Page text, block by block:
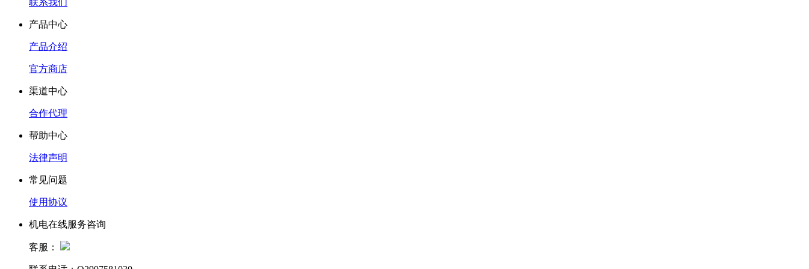
联系我们
产品中心
产品介绍
官方商店
渠道中心
合作代理
帮助中心
法律声明
常见问题
使用协议
机电在线服务咨询
客服：